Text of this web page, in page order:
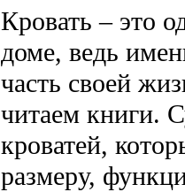
Кровать – это
доме, ведь
часть своей
читаем книги.
кроватей,
размеру,